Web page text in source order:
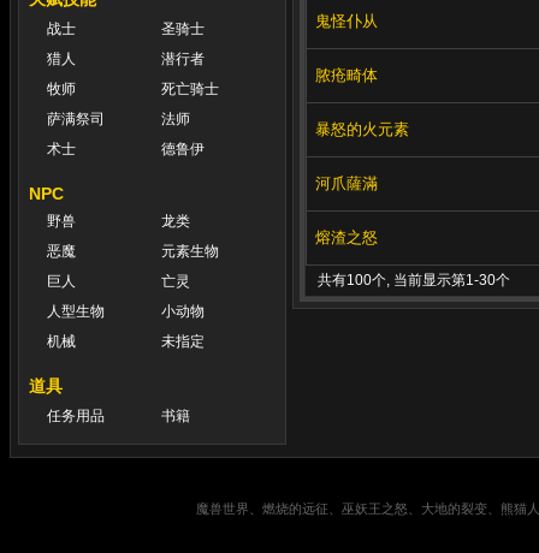
战士
圣骑士
猎人
潜行者
牧师
死亡骑士
萨满祭司
法师
术士
德鲁伊
NPC
野兽
龙类
恶魔
元素生物
巨人
亡灵
人型生物
小动物
机械
未指定
道具
任务用品 书籍
鬼怪仆从
脓疮畸体
暴怒的火元素
河爪薩滿
熔渣之怒
共有100个, 当前显示第1-30个
魔兽世界、燃烧的远征、巫妖王之怒、大地的裂变、熊猫